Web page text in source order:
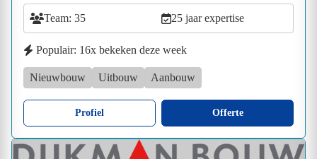
Team: 35 25 jaar expertise
Populair: 16x bekeken deze week
Nieuwbouw Uitbouw Aanbouw
Profiel Offerte